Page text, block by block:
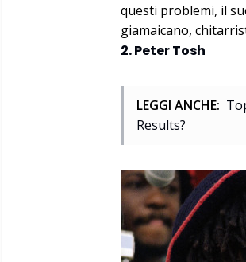
questi problemi, il
giamaicano,
2. Peter Tosh
LEGGI ANCHE:
Results?